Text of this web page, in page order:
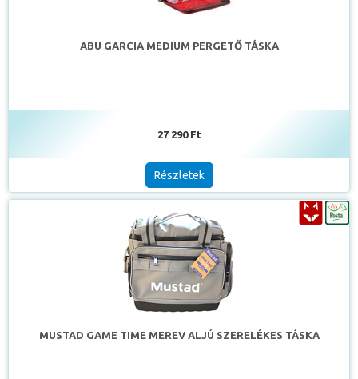
ABU GARCIA MEDIUM PERGETŐ TÁSKA
27 290 Ft
Részletek
MUSTAD GAME TIME MEREV ALJÚ SZERELÉKES TÁSKA